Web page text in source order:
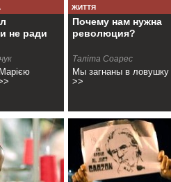
не ради
Марією
ЖИТТЯ
Почему нам нужна
революция?
Таліта Соарес
Мы загнаны в ловушку
>>